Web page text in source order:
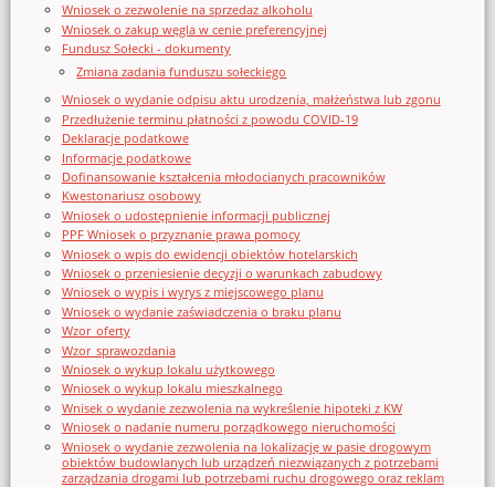
Wniosek o zezwolenie na sprzedaz alkoholu
Wniosek o zakup węgla w cenie preferencyjnej
Fundusz Sołecki - dokumenty
Zmiana zadania funduszu sołeckiego
Wniosek o wydanie odpisu aktu urodzenia, małżeństwa lub zgonu
Przedłużenie terminu płatności z powodu COVID-19
Deklaracje podatkowe
Informacje podatkowe
Dofinansowanie kształcenia młodocianych pracowników
Kwestonariusz osobowy
Wniosek o udostępnienie informacji publicznej
PPF Wniosek o przyznanie prawa pomocy
Wniosek o wpis do ewidencji obiektów hotelarskich
Wniosek o przeniesienie decyzji o warunkach zabudowy
Wniosek o wypis i wyrys z miejscowego planu
Wniosek o wydanie zaświadczenia o braku planu
Wzor_oferty
Wzor_sprawozdania
Wniosek o wykup lokalu użytkowego
Wniosek o wykup lokalu mieszkalnego
Wnisek o wydanie zezwolenia na wykreślenie hipoteki z KW
Wniosek o nadanie numeru porządkowego nieruchomości
Wniosek o wydanie zezwolenia na lokalizację w pasie drogowym
obiektów budowlanych lub urządzeń niezwiązanych z potrzebami
zarządzania drogami lub potrzebami ruchu drogowego oraz reklam